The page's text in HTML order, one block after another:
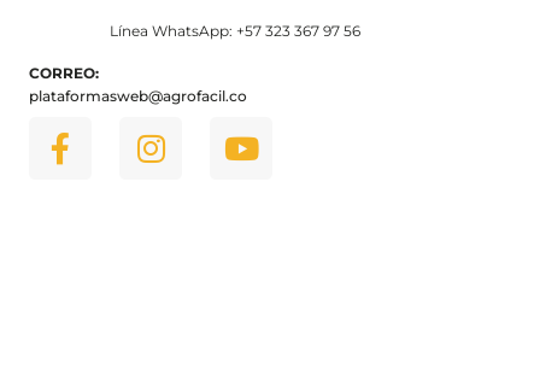
Línea WhatsApp: +57 323 367 97 56
CORREO:
plataformasweb@agrofacil.co